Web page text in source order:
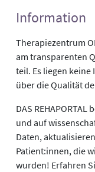
Information
Therapiezentrum
am transparenten
teil. Es liegen
über die Qualität
DAS
und auf
Daten,
Patient:innen, die
wurden! Erfahren